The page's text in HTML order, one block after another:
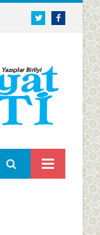
TwitterFacebook